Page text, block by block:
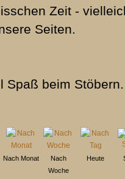
Zeit -
Seiten.
Spaß beim Stöbern.
Nach Monat
Nach
Woche
Heute